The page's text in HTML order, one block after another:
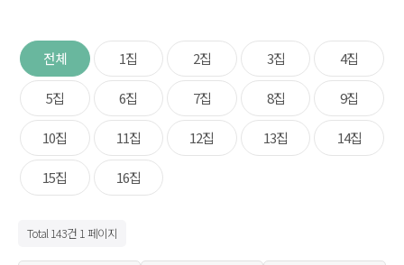
전체 1집 2집 3집 4집
5집 6집 7집 8집 9집
10집 11집 12집 13집 14집
15집 16집
Total 143건 1 페이지